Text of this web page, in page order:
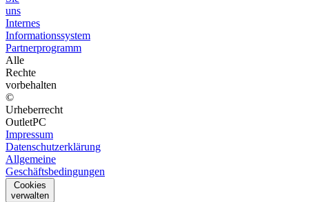
uns
Internes
Informationssystem
Partnerprogramm
Alle
Rechte
vorbehalten
©
Urheberrecht
OutletPC
Impressum
Datenschutzerklärung
Allgemeine
Geschäftsbedingungen
Cookies
verwalten